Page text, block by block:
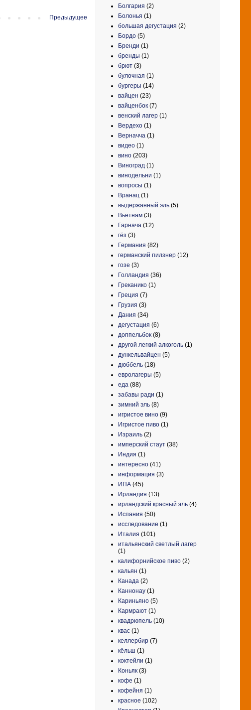
Предыдущее
Болгария (2)
Болонья (1)
большая дегустация (2)
Бордо (5)
Бренди (1)
бренды (1)
брют (3)
булочная (1)
бургеры (14)
вайцен (23)
вайценбок (7)
венский лагер (1)
Вердехо (1)
Верначча (1)
видео (1)
вино (203)
Виноград (1)
винодельни (1)
вопросы (1)
Вранац (1)
выдержанный эль (5)
Вьетнам (3)
Гарнача (12)
гёз (3)
Германия (82)
германский пилзнер (12)
гозе (3)
Голландия (36)
Греканико (1)
Греция (7)
Грузия (3)
Дания (34)
дегустация (6)
доппельбок (8)
другой легкий алкоголь (1)
дункельвайцен (5)
дюббель (18)
евролагеры (5)
еда (88)
забавы ради (1)
зимний эль (8)
игристое вино (9)
Игристое пиво (1)
Израиль (2)
имперский стаут (38)
Индия (1)
интересно (41)
информация (3)
ИПА (45)
Ирландия (13)
ирландский красный эль (4)
Испания (50)
исследование (1)
Италия (101)
итальянский светлый лагер
(1)
калифорнийское пиво (2)
кальян (1)
Канада (2)
Каннонау (1)
Кариньяно (5)
Кармрают (1)
квадрюпель (10)
квас (1)
келлербир (7)
кёльш (1)
коктейли (1)
Коньяк (3)
кофе (1)
кофейня (1)
красное (102)